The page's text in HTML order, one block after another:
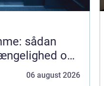
sådan
og
06 august 2026